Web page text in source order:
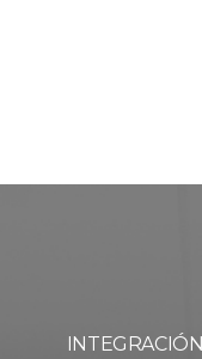
INTEGRACIÓN